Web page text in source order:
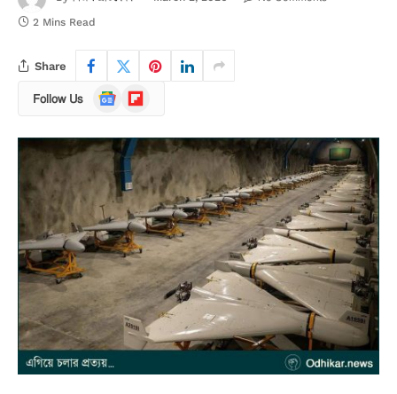
2 Mins Read
Share
Follow Us
Google
News
Flipboard